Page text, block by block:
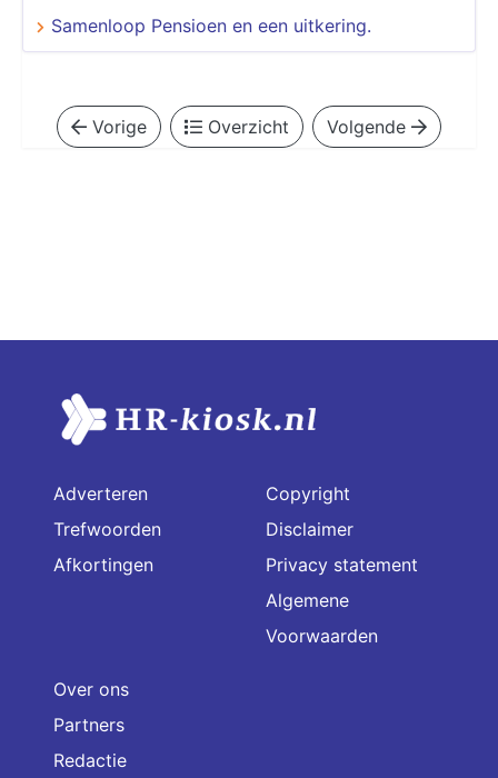
Samenloop Pensioen en een uitkering.
Vorige Overzicht Volgende
Adverteren
Trefwoorden
Afkortingen
Copyright
Disclaimer
Privacy statement
Algemene
Voorwaarden
Over ons
Partners
Redactie